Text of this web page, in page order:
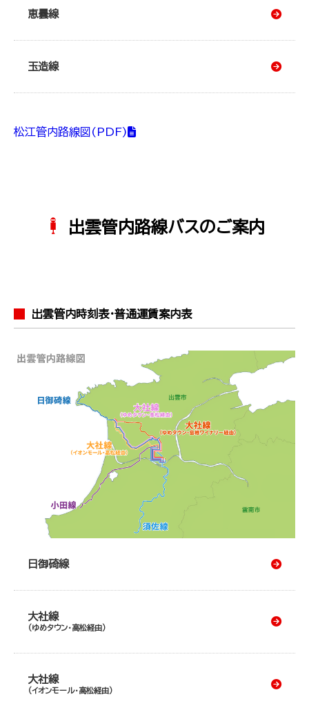
恵曇線
玉造線
松江管内路線図(PDF)
出雲管内路線バスのご案内
出雲管内時刻表･普通運賃案内表
日御碕線
大社線
（ゆめタウン・高松経由）
大社線
（イオンモール・高松経由）